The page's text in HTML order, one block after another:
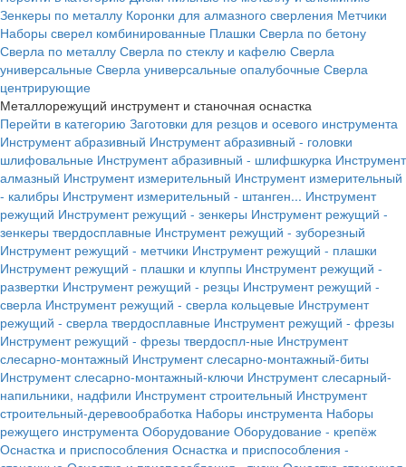
Зенкеры по металлу Коронки для алмазного сверления Метчики
Наборы сверел комбинированные Плашки Сверла по бетону
Сверла по металлу Сверла по стеклу и кафелю Сверла
универсальные Сверла универсальные опалубочные Сверла
центрирующие
Металлорежущий инструмент и станочная оснастка
Перейти в категорию Заготовки для резцов и осевого инструмента
Инструмент абразивный Инструмент абразивный - головки
шлифовальные Инструмент абразивный - шлифшкурка Инструмент
алмазный Инструмент измерительный Инструмент измерительный
- калибры Инструмент измерительный - штанген... Инструмент
режущий Инструмент режущий - зенкеры Инструмент режущий -
зенкеры твердосплавные Инструмент режущий - зуборезный
Инструмент режущий - метчики Инструмент режущий - плашки
Инструмент режущий - плашки и клуппы Инструмент режущий -
развертки Инструмент режущий - резцы Инструмент режущий -
сверла Инструмент режущий - сверла кольцевые Инструмент
режущий - сверла твердосплавные Инструмент режущий - фрезы
Инструмент режущий - фрезы твердоспл-ные Инструмент
слесарно-монтажный Инструмент слесарно-монтажный-биты
Инструмент слесарно-монтажный-ключи Инструмент слесарный-
напильники, надфили Инструмент строительный Инструмент
строительный-деревообработка Наборы инструмента Наборы
режущего инструмента Оборудование Оборудование - крепёж
Оснастка и приспособления Оснастка и приспособления -